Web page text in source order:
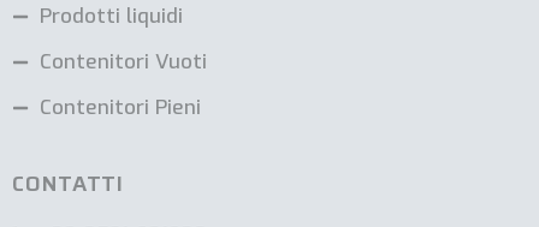
Prodotti liquidi
Contenitori Vuoti
Contenitori Pieni
CONTATTI